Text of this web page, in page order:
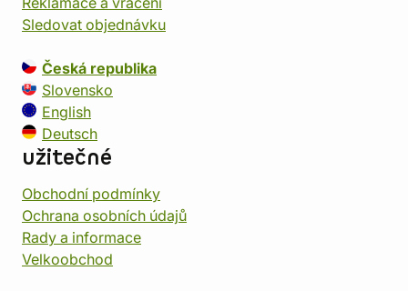
Sledovat objednávku
Česká republika
Slovensko
English
Deutsch
užitečné
Obchodní podmínky
Ochrana osobních údajů
Rady a informace
Velkoobchod